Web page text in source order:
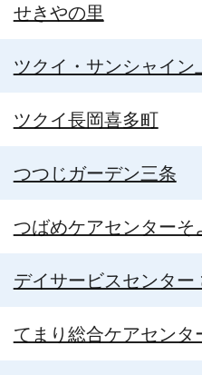
せきやの里
ツクイ・サンシャイン
ツクイ長岡喜多町
つつじガーデン三条
つばめケアセンターそ
デイサービスセンター
てまり総合ケアセンタ